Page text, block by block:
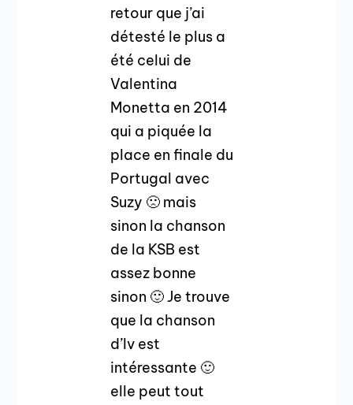
retour que j’ai
détesté le plus a
été celui de
Valentina
Monetta en 2014
qui a piquée la
place en finale du
Portugal avec
Suzy 🙁 mais
sinon la chanson
de la KSB est
assez bonne
sinon 🙂 Je trouve
que la chanson
d’Iv est
intéressante 🙂
elle peut tout